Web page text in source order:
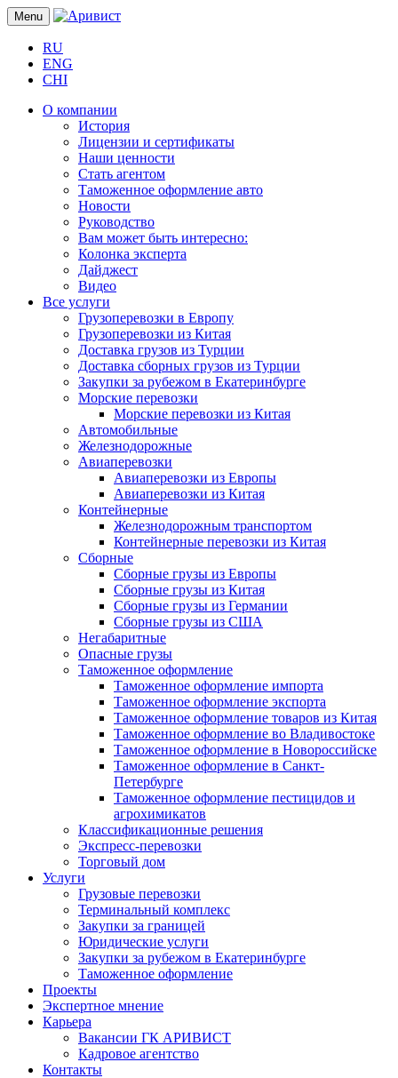
Menu
RU
ENG
CHI
О компании
История
Лицензии и сертификаты
Наши ценности
Стать агентом
Таможенное оформление авто
Новости
Руководство
Вам может быть интересно:
Колонка эксперта
Дайджест
Видео
Все услуги
Грузоперевозки в Европу
Грузоперевозки из Китая
Доставка грузов из Турции
Доставка сборных грузов из Турции
Закупки за рубежом в Екатеринбурге
Морские перевозки
Морские перевозки из Китая
Автомобильные
Железнодорожные
Авиаперевозки
Авиаперевозки из Европы
Авиаперевозки из Китая
Контейнерные
Железнодорожным транспортом
Контейнерные перевозки из Китая
Сборные
Сборные грузы из Европы
Сборные грузы из Китая
Сборные грузы из Германии
Сборные грузы из США
Негабаритные
Опасные грузы
Таможенное оформление
Таможенное оформление импорта
Таможенное оформление экспорта
Таможенное оформление товаров из Китая
Таможенное оформление во Владивостоке
Таможенное оформление в Новороссийске
Таможенное оформление в Санкт-
Петербурге
Таможенное оформление пестицидов и
агрохимикатов
Классификационные решения
Экспресс-перевозки
Торговый дом
Услуги
Грузовые перевозки
Терминальный комплекс
Закупки за границей
Юридические услуги
Закупки за рубежом в Екатеринбурге
Таможенное оформление
Проекты
Экспертное мнение
Карьера
Вакансии ГК АРИВИСТ
Кадровое агентство
Контакты